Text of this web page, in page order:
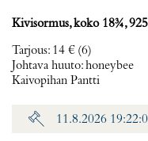
Kivisormus, koko 18¾,
Tarjous: 14 € (6)
Johtava huuto:honeybee
Kaivopihan Pantti
11.8.2026